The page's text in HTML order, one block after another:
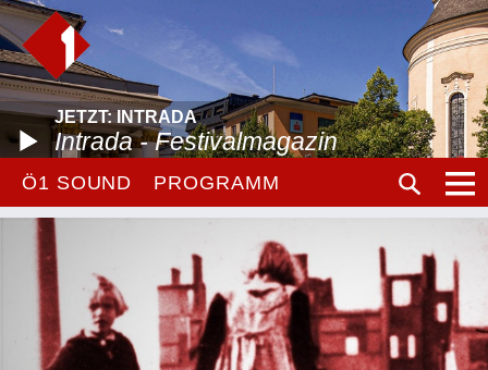
JETZT: INTRADA
Intrada - Festivalmagazin
Ö1 SOUND PROGRAMM